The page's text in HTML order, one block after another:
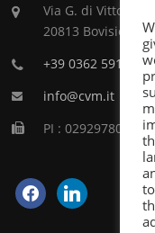
Via G. di Vittorio 26
20813 Bovisio
+39 0362 591998
info@cvm.it
PI : 02929780969
facebooklinkedin